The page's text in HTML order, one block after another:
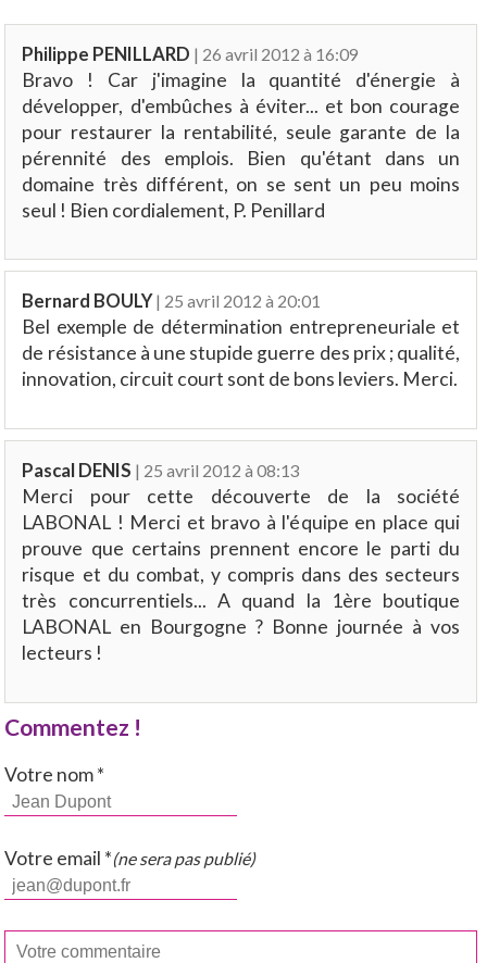
Philippe PENILLARD | 26 avril 2012 à 16:09
Bravo ! Car j'imagine la quantité d'énergie à
développer, d'embûches à éviter... et bon courage
pour restaurer la rentabilité, seule garante de la
pérennité des emplois. Bien qu'étant dans un
domaine très différent, on se sent un peu moins
seul ! Bien cordialement, P. Penillard
Bernard BOULY| 25 avril 2012 à 20:01
Bel exemple de détermination entrepreneuriale et
de résistance à une stupide guerre des prix ; qualité,
innovation, circuit court sont de bons leviers. Merci.
Pascal DENIS | 25 avril 2012 à 08:13
Merci pour cette découverte de la société
LABONAL ! Merci et bravo à l'équipe en place qui
prouve que certains prennent encore le parti du
risque et du combat, y compris dans des secteurs
très concurrentiels... A quand la 1ère boutique
LABONAL en Bourgogne ? Bonne journée à vos
lecteurs !
Commentez !
Votre nom *
Votre email *(ne sera pas publié)